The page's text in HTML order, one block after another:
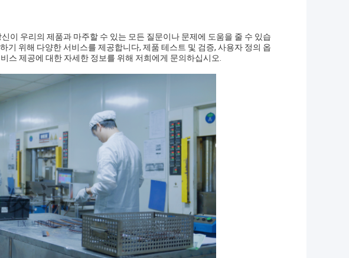
이 우리의 제품과 마주할 수 있는 모든 질문이나 문제에 도움을 줄 수 있습
기 위해 다양한 서비스를 제공합니다, 제품 테스트 및 검증, 사용자 정의 옵
스 제공에 대한 자세한 정보를 위해 저희에게 문의하십시오.